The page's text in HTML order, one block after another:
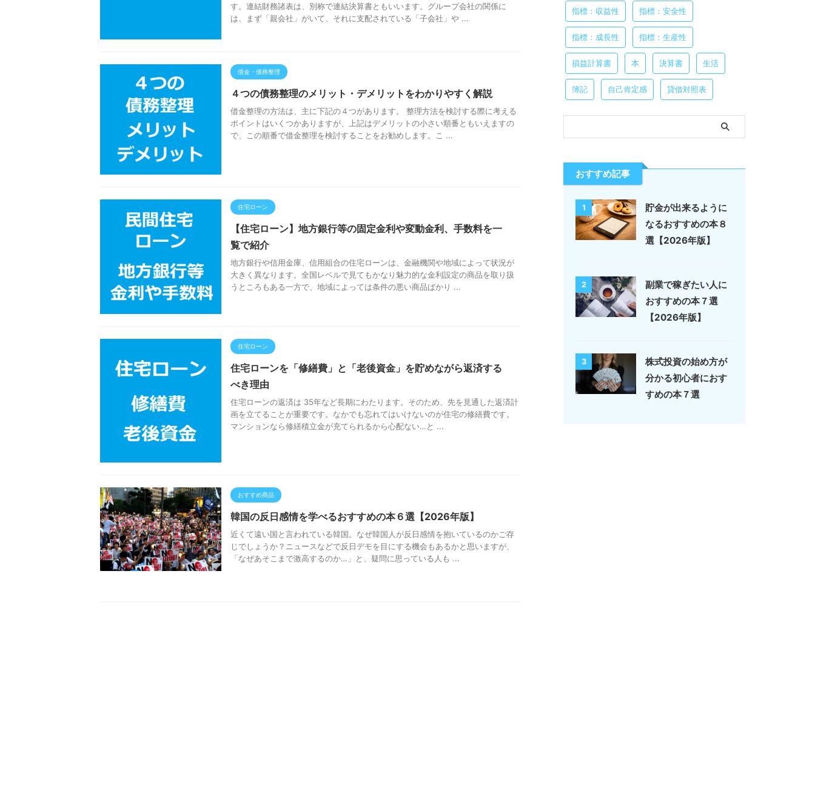
す。連結財務諸表は、別称で連結決算書ともいいます。グループ会社の関係に
は、まず「親会社」がいて、それに支配されている「子会社」や ...
借金・債務整理
４つの債務整理のメリット・デメリットをわかりやすく解説
借金整理の方法は、主に下記の４つがあります。 整理方法を検討する際に考える
ポイントはいくつかありますが、上記はデメリットの小さい順番ともいえますの
で、この順番で借金整理を検討することをお勧めします。こ ...
住宅ローン
【住宅ローン】地方銀行等の固定金利や変動金利、手数料を一
覧で紹介
地方銀行や信用金庫、信用組合の住宅ローンは、金融機関や地域によって状況が
大きく異なります。全国レベルで見てもかなり魅力的な金利設定の商品を取り扱
うところもある一方で、地域によっては条件の悪い商品ばかり ...
住宅ローン
住宅ローンを「修繕費」と「老後資金」を貯めながら返済する
べき理由
住宅ローンの返済は 35年など長期にわたります。そのため、先を見通した返済計
画を立てることが重要です。なかでも忘れてはいけないのが住宅の修繕費です。
マンションなら修繕積立金が充てられるから心配ない…と ...
おすすめ商品
韓国の反日感情を学べるおすすめの本６選【2026年版】
近くて遠い国と言われている韓国。なぜ韓国人が反日感情を抱いているのかご存
じでしょうか？ニュースなどで反日デモを目にする機会もあるかと思いますが、
「なぜあそこまで激高するのか…」と、疑問に思っている人も ...
指標：収益性 指標：安全性
指標：成長性 指標：生産性
損益計算書 本 決算書 生活
簿記 自己肯定感 貸借対照表
おすすめ記事
1
貯金が出来るように
なるおすすめの本８
選【2026年版】
2
副業で稼ぎたい人に
おすすめの本７選
【2026年版】
3
株式投資の始め方が
分かる初心者におす
すめの本７選